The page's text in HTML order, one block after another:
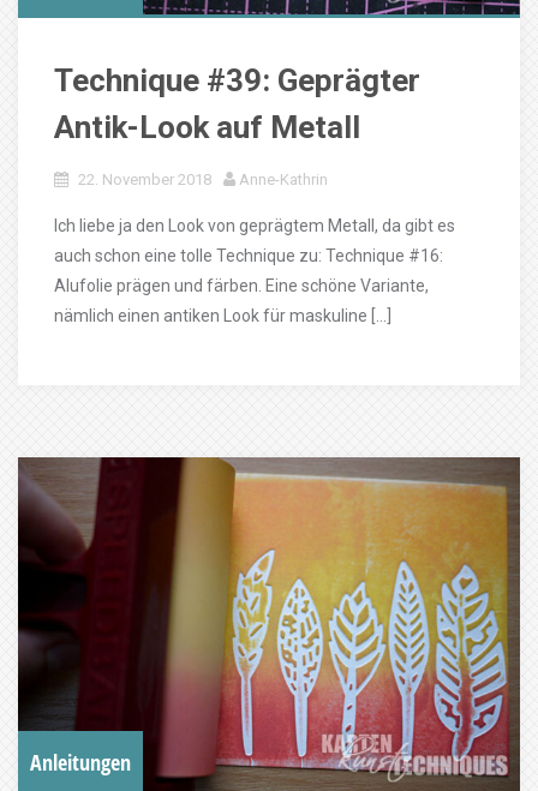
Technique #39: Geprägter
Antik-Look auf Metall
22. November 2018 Anne-Kathrin
Ich liebe ja den Look von geprägtem Metall, da gibt es
auch schon eine tolle Technique zu: Technique #16:
Alufolie prägen und färben. Eine schöne Variante,
nämlich einen antiken Look für maskuline […]
Anleitungen